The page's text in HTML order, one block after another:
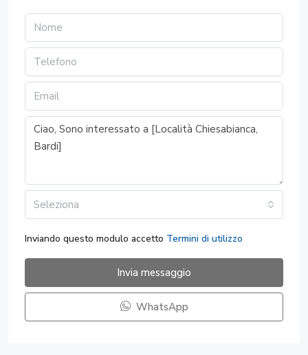
Seleziona
Inviando questo modulo accetto Termini di utilizzo
Invia messaggio
WhatsApp